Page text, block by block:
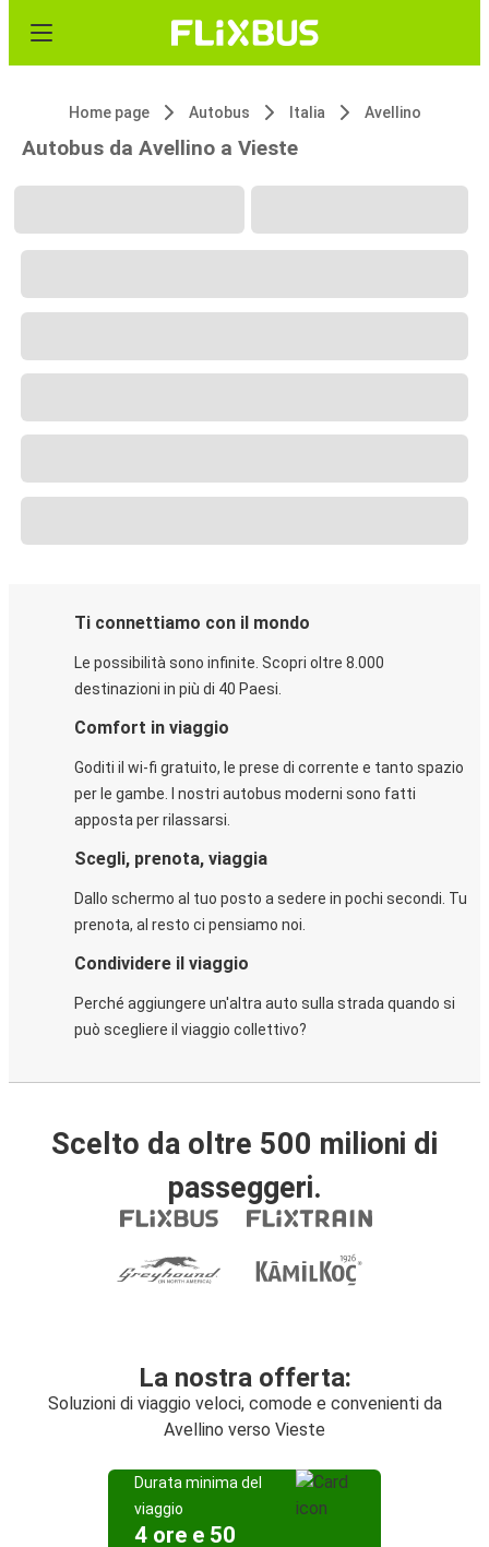
Home page Autobus Italia Avellino
Autobus da Avellino a Vieste
Ti connettiamo con il mondo
Le possibilità sono infinite. Scopri oltre 8.000
destinazioni in più di 40 Paesi.
Comfort in viaggio
Goditi il wi-fi gratuito, le prese di corrente e tanto spazio
per le gambe. I nostri autobus moderni sono fatti
apposta per rilassarsi.
Scegli, prenota, viaggia
Dallo schermo al tuo posto a sedere in pochi secondi. Tu
prenota, al resto ci pensiamo noi.
Condividere il viaggio
Perché aggiungere un'altra auto sulla strada quando si
può scegliere il viaggio collettivo?
Scelto da oltre 500 milioni di
passeggeri.
La nostra offerta:
Soluzioni di viaggio veloci, comode e convenienti da
Avellino verso Vieste
Durata minima del
viaggio
4 ore e 50